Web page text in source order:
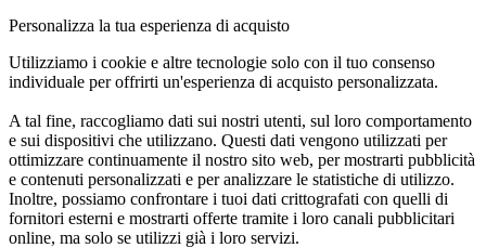
Personalizza la tua esperienza di acquisto
Utilizziamo i cookie e altre tecnologie solo con il tuo consenso
individuale per offrirti un'esperienza di acquisto personalizzata.
A tal fine, raccogliamo dati sui nostri utenti, sul loro comportamento
e sui dispositivi che utilizzano. Questi dati vengono utilizzati per
ottimizzare continuamente il nostro sito web, per mostrarti pubblicità
e contenuti personalizzati e per analizzare le statistiche di utilizzo.
Inoltre, possiamo confrontare i tuoi dati crittografati con quelli di
fornitori esterni e mostrarti offerte tramite i loro canali pubblicitari
online, ma solo se utilizzi già i loro servizi.